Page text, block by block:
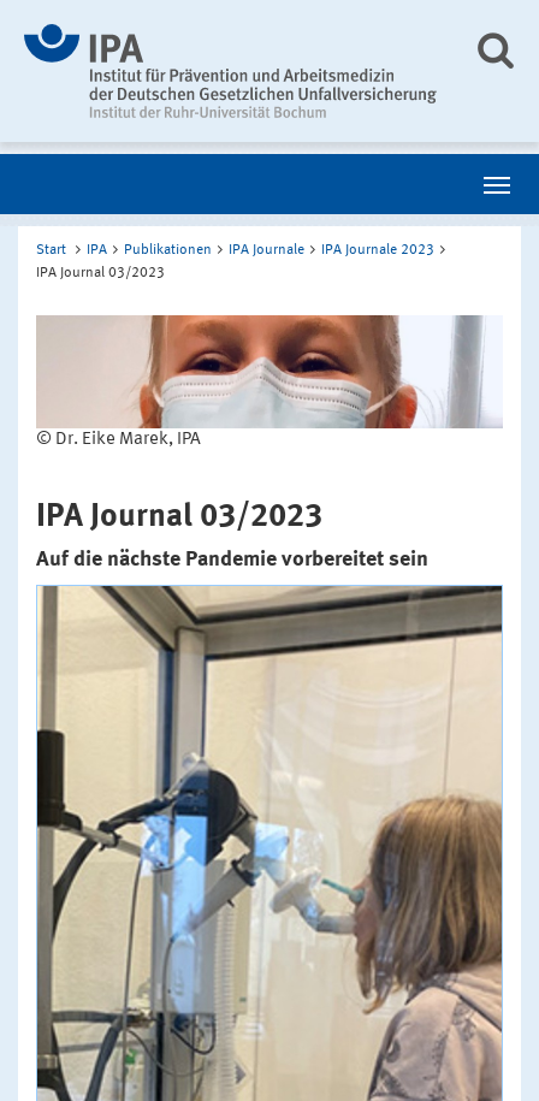
Start IPA Publikationen IPA Journale
IPA Journale 2023
IPA Journal 03/2023
© Dr. Eike Marek, IPA
IPA Journal 03/2023
Auf die nächste Pandemie vorbereitet sein